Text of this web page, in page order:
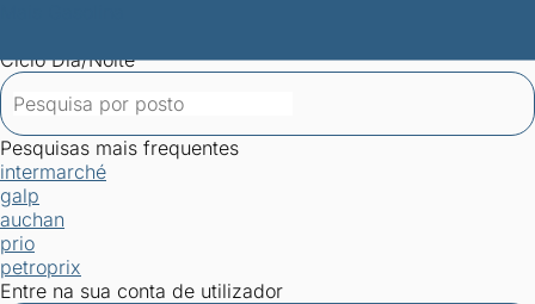
Ciclo Dia/Noite
Pesquisas mais frequentes
intermarché
galp
auchan
prio
petroprix
Entre na sua conta de utilizador